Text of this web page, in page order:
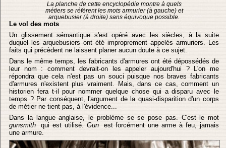
La planche de cette encyclopédie montre à quels
métiers se réfèrent les mots armurier (à gauche) et
arquebusier (à droite) sans équivoque possible.
Le vol des mots
Un glissement sémantique s'est opéré avec les siècles, à la suite
duquel les arquebusiers ont été improprement appelés armuriers. Les
faits qui précèdent ne laissent planer aucun doute à ce sujet.
Dans le même temps, les fabricants d'armures ont été dépossédés de
leur nom : comment devrait-on les appeler aujourd'hui ? L'on me
répondra que cela n'est pas un souci puisque nos braves fabricants
d'armures n'existent plus vraiment. Mais, dans ce cas, comment un
historien fera t-il pour nommer quelque chose qui a disparu avec le
temps ? Par conséquent, l'argument de la quasi-disparition d'un corps
de métier ne tient pas, à l'évidence...
Dans la langue anglaise, le problème se se pose pas. C'est le mot
gunsmith
qui est utilisé. Gun
est forcément une arme à feu, jamais
une armure.